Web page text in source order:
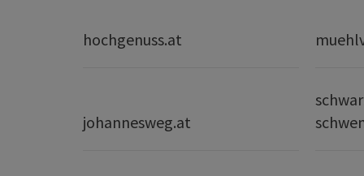
hochgenuss.at
johannesweg.at